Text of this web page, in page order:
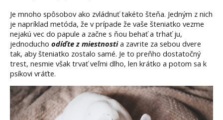
Je mnoho spôsobov ako zvládnuť takéto šteňa. Jedným z nich
je napríklad metóda, že v prípade že vaše šteniatko vezme
nejakú vec do papule a začne s ňou behať a trhať ju,
jednoducho odíďte z miestnostia zavrite za sebou dvere
tak, aby šteniatko zostalo samé. Je to preňho dostatočný
trest, nesmie však trvať veľmi dlho, len krátko a potom sa k
psíkovi vráťte.